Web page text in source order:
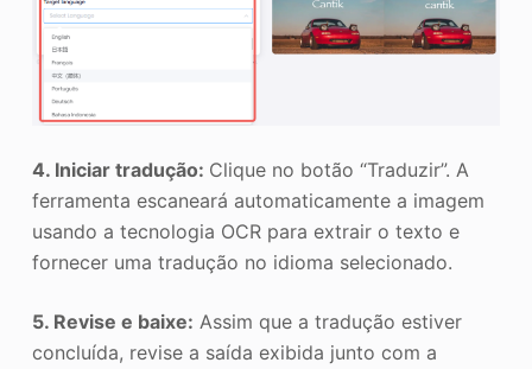
4. Iniciar tradução: Clique no botão “Traduzir”. A
ferramenta escaneará automaticamente a imagem
usando a tecnologia OCR para extrair o texto e
fornecer uma tradução no idioma selecionado.
5. Revise e baixe: Assim que a tradução estiver
concluída, revise a saída exibida junto com a